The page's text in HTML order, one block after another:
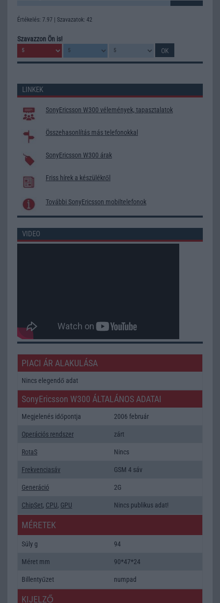
Értékelés: 7.97 | Szavazatok: 42
Szavazzon Ön is!
LINKEK
SonyEricsson W300 vélemények, tapasztalatok
Összehasonlítás más telefonokkal
SonyEricsson W300 árak
Friss hírek a készülékről
További SonyEricsson mobiltelefonok
VIDEO
PIACI ÁR ALAKULÁSA
Nincs elegendő adat
SonyEricsson W300 ÁLTALÁNOS ADATAI
Megjelenés időpontja 2006 február
Operációs rendszer zárt
RotaS Nincs
Frekvenciasáv GSM 4 sáv
Generáció 2G
ChipSet, CPU, GPU Nincs publikus adat!
MÉRETEK
Súly g 94
Méret mm 90*47*24
Billentyűzet numpad
KIJELZŐ